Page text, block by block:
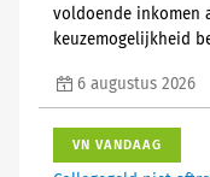
voldoende inkomen
keuzemogelijkheid
6 augustus 2026
VN VANDAAG